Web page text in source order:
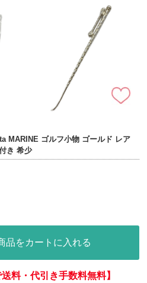
MARINE ゴルフ小物 ゴールド レア
き 希少
品をカートに入れる
料・代引き手数料無料】